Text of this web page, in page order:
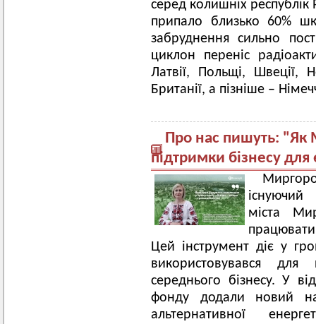
серед колишніх
припало близько 60%
забруднення сильно
циклон переніс
Латвії, Польщі, Швеції,
Британії, а пізніше –
Про нас пишуть: "Як
підтримки бізнесу для
міста
працювати
Цей інструмент діє у
використовувався
середнього бізнесу. У
фонду додали новий
альтернативної